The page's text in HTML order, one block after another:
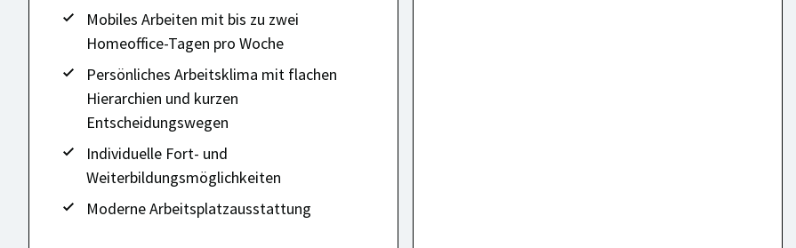
Mobiles Arbeiten mit bis zu zwei
Homeoffice-Tagen pro Woche
Persönliches Arbeitsklima mit flachen
Hierarchien und kurzen
Entscheidungswegen
Individuelle Fort- und
Weiterbildungsmöglichkeiten
Moderne Arbeitsplatzausstattung